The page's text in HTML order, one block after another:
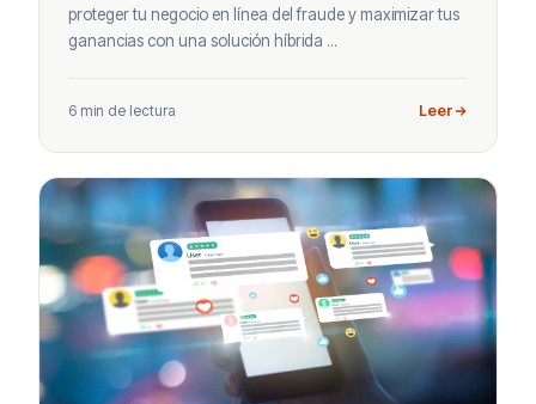
proteger tu negocio en línea del fraude y maximizar tus
ganancias con una solución híbrida ...
6 min de lectura Leer